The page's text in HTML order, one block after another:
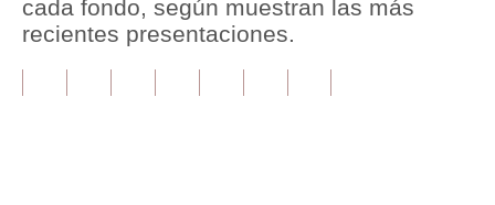
Plus G
cada fondo, según muestran las más
recientes presentaciones.